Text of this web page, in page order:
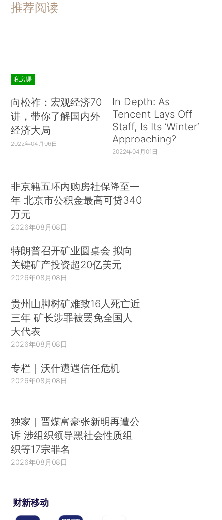
推荐阅读
私房课
向松祚：宏观经济70
讲，带你了解国内外
经济大局
2022年04月06日
In Depth: As
Tencent Lays Off
Staff, Is Its ‘Winter’
Approaching?
2022年04月01日
非京籍五环内购房社保降至一
年 北京市公积金最高可贷340
万元
2026年08月08日
特朗普召开矿业圆桌会 拟向
关键矿产投资超20亿美元
2026年08月08日
贵州山脚树矿难致16人死亡近
三年 矿长涉罪被罢免全国人
大代表
2026年08月08日
专栏｜沃什遭遇信任危机
2026年08月08日
独家｜晋煤富豪张新明再遭公
诉 涉组织领导黑社会性质组
织等17宗罪名
2026年08月08日
财新移动